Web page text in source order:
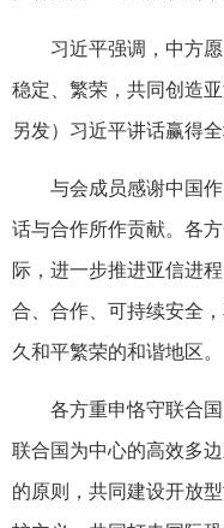
习近平强调，中方
稳定、繁荣，共同创造
另发）习近平讲话赢得全
与会成员感谢中国
话与合作所作贡献。各
际，进一步推进亚信进
合、合作、可持续安全
久和平繁荣的和谐地区。
各方重申恪守联合
联合国为中心的高效多
的原则，共同建设开放